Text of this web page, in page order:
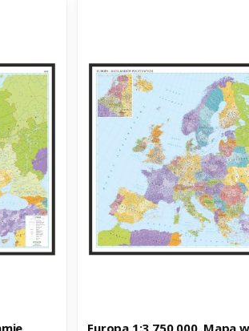
Europa 1:3 750 000. Mapa w ramie